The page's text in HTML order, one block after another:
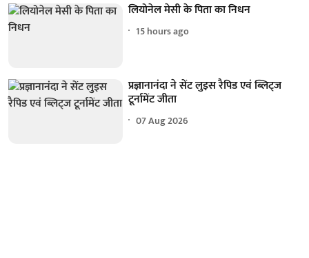
लियोनेल मेसी के पिता का निधन
15 hours ago
प्रज्ञानानंदा ने सेंट लुइस रैपिड एवं ब्लिट्ज
टूर्नामेंट जीता
07 Aug 2026